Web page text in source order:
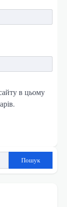
в цьому
Пошук